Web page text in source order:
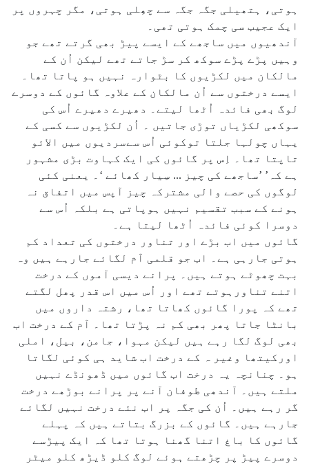
ہوتی، ہتھیلی جگہ جگہ سے چھِلی ہوتی، مگر چہروں پر
ایک عجیب سی چمک ہوتی تھی۔
آندھیوں میں ساجھے کے ایسے پیڑ بھی گرتے تھے جو
وہیں پڑے پڑے سوکھ کر سڑ جاتے تھے لیکن اُن کے
مالکان میں لکڑیوں کا بٹوارہ نہیں ہو پاتا تھا۔
ایسے درختوں سے اُن مالکان کے علاوہ گائوں کے دوسرے
لوگ بھی فائدہ اُٹھا لیتے۔ دھیرے دھیرے اُس کی
سوکھی لکڑیاں توڑی جاتیں ۔ اُن لکڑیوں سے کسی کے
یہاں چولہا جلتا توکوئی اُس سےسردیوں میں الائو
تاپتا تھا۔ اِس پر گائوں کی ایک کہاوت بڑی مشہور
ہے کہ’ ’ساجھے کی چیز ... سِیار کھائے ‘۔ یعنی کئی
لوگوں کی حصے والی مشترکہ چیز آپس میں اتفاق نہ
ہونے کے سبب تقسیم نہیں ہوپاتی ہے بلکہ اُس سے
دوسرا کوئی فائدہ اُٹھا لیتا ہے۔
گائوں میں اب بڑے اور تناور درختوں کی تعداد کم
ہوتی جارہی ہے۔ اب جو قلمی آم لگائے جارہے ہیں وہ
بہت چھوٹے ہوتے ہیں۔ پرانے دیسی آموں کے درخت
اتنے تناورہوتے تھے اور اُس میں اس قدر پھل لگتے
تھے کہ پورا گائوں کھاتا تھا، رشتہ داروں میں
بانٹا جاتا پھر بھی کم نہ پڑتا تھا۔ آم کے درخت اب
بھی لوگ لگا رہے ہیں لیکن مہوا، جامن، بیل، املی
اورکیتھا وغیر ہ کے درخت اب شاید ہی کوئی لگاتا
ہو۔ چنانچہ یہ درخت اب گائوں میں ڈھونڈے نہیں
ملتے ہیں۔ آندھی طوفان آنے پر پرانے بوڑھے درخت
گر رہے ہیں۔ اُن کی جگہ پر اب نئے درخت نہیں لگائے
جارہے ہیں۔ گائوں کے بزرگ بتاتے ہیں کہ پہلے
گائوں کا باغ اتنا گھنا ہوتا تھا کہ ایک پیڑسے
دوسرے پیڑ پر چڑھتے ہوئے لوگ کلو ڈیڑھ کلو میٹر